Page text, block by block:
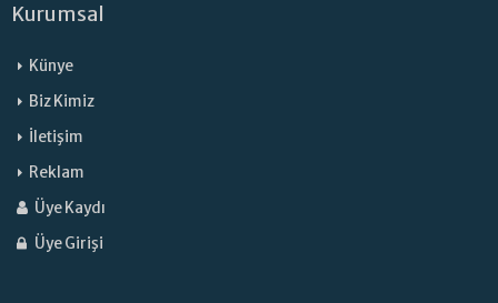
Kurumsal
Künye
Biz Kimiz
İletişim
Reklam
Üye Kaydı
Üye Girişi